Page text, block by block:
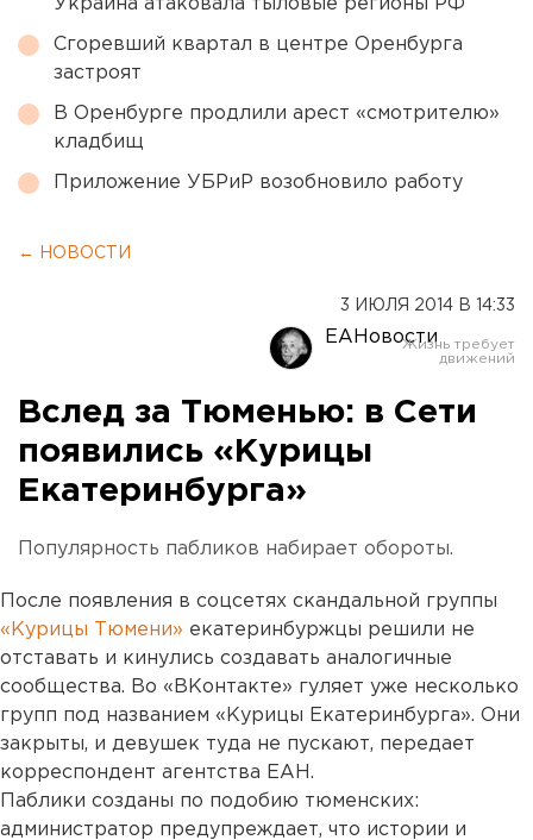
Украина атаковала тыловые регионы РФ
Сгоревший квартал в центре Оренбурга
застроят
В Оренбурге продлили арест «смотрителю»
кладбищ
Приложение УБРиР возобновило работу
← НОВОСТИ
3 ИЮЛЯ 2014 В 14:33
ЕАНовости
Вслед за Тюменью: в Сети
появились «Курицы
Екатеринбурга»
Популярность пабликов набирает обороты.
После появления в соцсетях скандальной группы
«Курицы Тюмени» екатеринбуржцы решили не
отставать и кинулись создавать аналогичные
сообщества. Во «ВКонтакте» гуляет уже несколько
групп под названием «Курицы Екатеринбурга». Они
закрыты, и девушек туда не пускают, передает
корреспондент агентства ЕАН.
Паблики созданы по подобию тюменских:
администратор предупреждает, что истории и